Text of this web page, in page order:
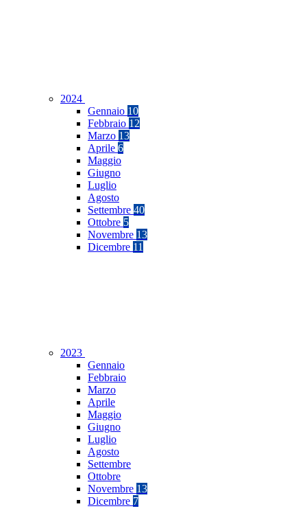
2024
Gennaio 10
Febbraio 12
Marzo 13
Aprile 6
Maggio
Giugno
Luglio
Agosto
Settembre 40
Ottobre 5
Novembre 13
Dicembre 11
2023
Gennaio
Febbraio
Marzo
Aprile
Maggio
Giugno
Luglio
Agosto
Settembre
Ottobre
Novembre 13
Dicembre 7